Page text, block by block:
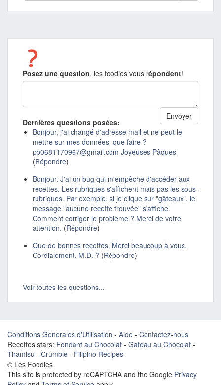
Posez une question, les foodies vous répondent!
Dernières questions posées:
Bonjour, j'ai changé d'adresse mail et ne peut le
mettre sur mes données; que faire ?
pp0681170967@gmail.com Joyeuses Pâques
(Répondre)
Bonjour. J'ai un bug qui m'empêche d'accéder aux
recettes. Les rubriques s'affichent mais pas les sous-
rubriques. Par exemple, si je clique sur "gâteaux", le
message "aucune recette trouvée" s'affiche.
Comment corriger le problème ? Merci de votre
attention. (Répondre)
Que de bonnes recettes. Merci beaucoup à vous.
Cordialement, M.D. ? (Répondre)
Voir toutes les questions...
Conditions Générales d'Utilisation - Aide - Contactez-nous
Recettes stars: Fondant au Chocolat - Gateau au Chocolat -
Tiramisu - Crumble - Filipino Recipes
© Les Foodies
This site is protected by reCAPTCHA and the Google Privacy